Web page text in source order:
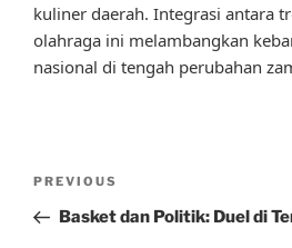
kuliner daerah. Integrasi antara
olahraga ini melambangkan
nasional di tengah perubahan
Previous
Post
PREVIOUS
Basket dan Politik: Duel di